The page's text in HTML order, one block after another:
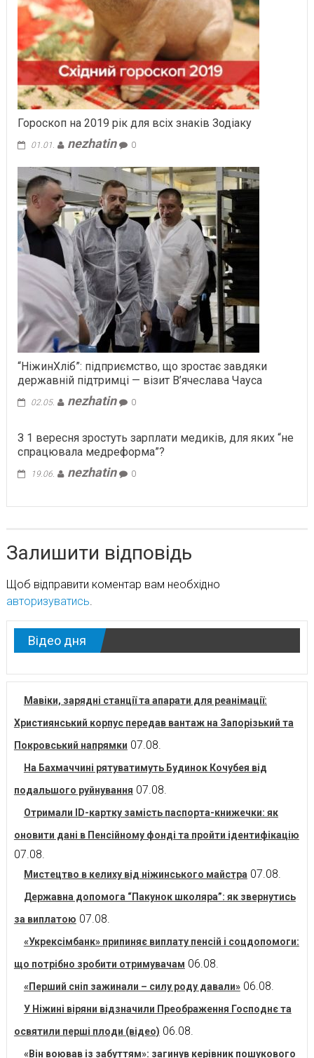
Гороскоп на 2019 рік для всіх знаків Зодіаку
01.01. nezhatin 0
“НіжинХліб”: підприємство, що зростає завдяки
державній підтримці — візит В’ячеслава Чауса
02.05. nezhatin 0
З 1 вересня зростуть зарплати медиків, для яких “не
спрацювала медреформа”?
19.06. nezhatin 0
Залишити відповідь
Щоб відправити коментар вам необхідно
авторизуватись
Відео дня
Мавіки, зарядні станції та апарати для реанімації:
Християнський корпус передав вантаж на Запорізький та
Покровський напрямки 07.08.
На Бахмаччині рятуватимуть Будинок Кочубея від
подальшого руйнування 07.08.
Отримали ID-картку замість паспорта-книжечки: як
оновити дані в Пенсійному фонді та пройти ідентифікацію
07.08.
Мистецтво в келиху від ніжинського майстра 07.08.
Державна допомога “Пакунок школяра”: як звернутись
за виплатою 07.08.
«Укрексімбанк» припиняє виплату пенсій і соцдопомоги:
що потрібно зробити отримувачам 06.08.
«Перший сніп зажинали – силу роду давали» 06.08.
У Ніжині віряни відзначили Преображення Господнє та
освятили перші плоди (відео) 06.08.
«Він воював із забуттям»: загинув керівник пошукового